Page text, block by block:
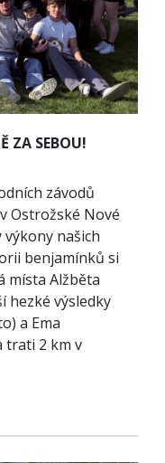
ZA SEBOU!
závodů
Ostrožské Nové
našich
benjamínků si
místa Alžběta
hezké výsledky
a Ema
trati 2 km v